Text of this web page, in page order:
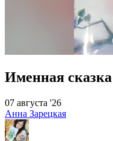
Именная сказка
07 августа '26
Анна Зарецкая